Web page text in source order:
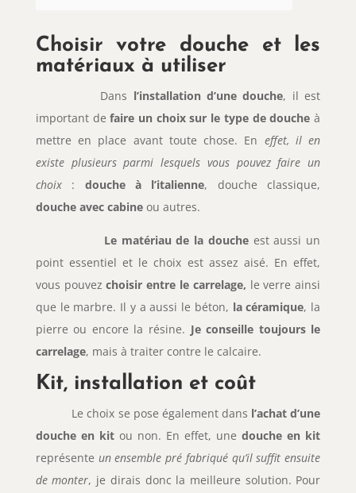
Choisir votre douche et les
matériaux à utiliser
Dans l’installation d’une douche, il est
important defaire un choix sur le type de douche à
mettre en place avant toute chose. En effet, il en
existe plusieurs parmi lesquels vous pouvez faire un
choix: douche à l’italienne, douche classique,
douche avec cabineou autres.
Le matériau de la doucheest aussi un
point essentiel et le choix est assez aisé. En effet,
vous pouvezchoisir entre le carrelage, le verre ainsi
que le marbre. Il y a aussi le béton, la céramique, la
pierre ou encore la résine. Je conseille toujours le
carrelage, mais à traiter contre le calcaire.
Kit, installation et coût
Le choix se pose également dans l’achat d’une
douche en kitou non. En effet, unedouche en kit
représente un ensemble pré fabriqué qu’il suffit ensuite
de monter, je dirais donc la meilleure solution. Pour